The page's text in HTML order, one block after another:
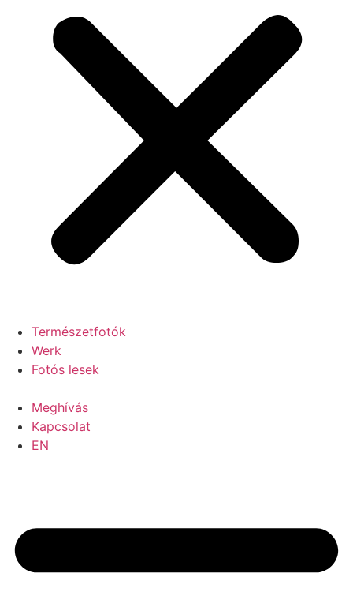
Természetfotók
Werk
Fotós lesek
Meghívás
Kapcsolat
EN